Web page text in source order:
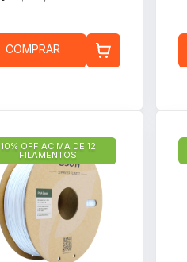
COMPRAR
10% OFF ACIMA DE 12
FILAMENTOS